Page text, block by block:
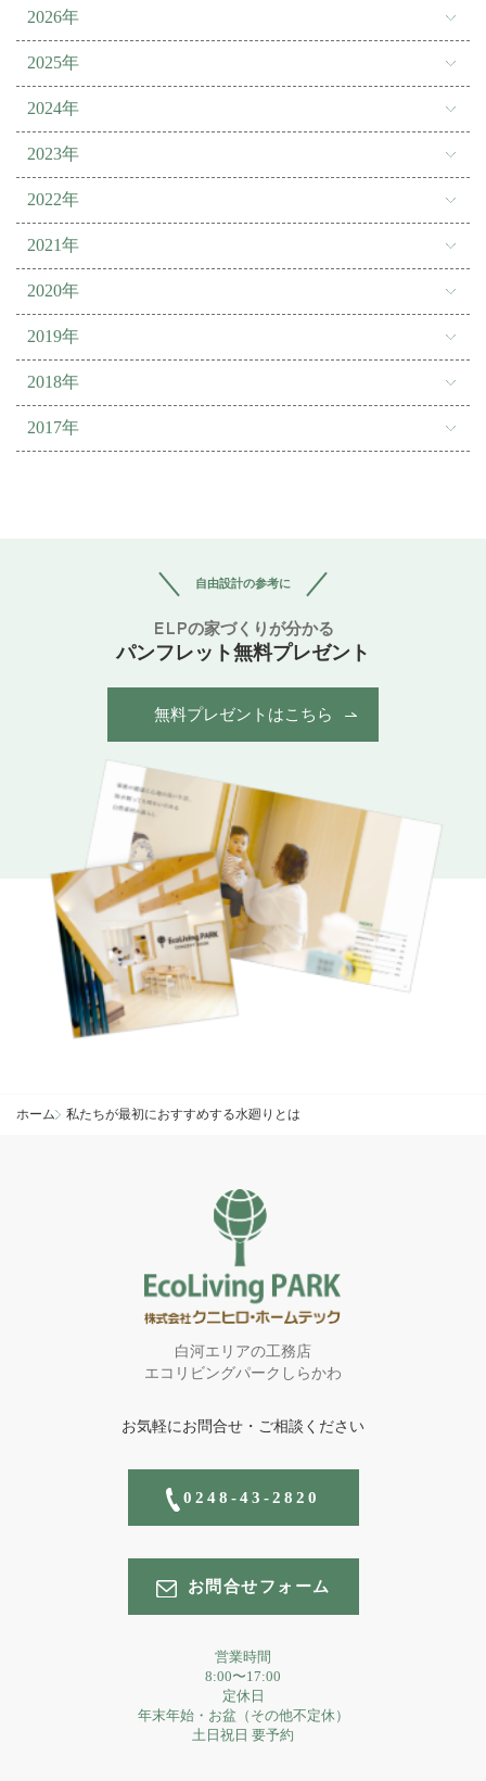
2026年
2025年
2024年
2023年
2022年
2021年
2020年
2019年
2018年
2017年
自由設計の参考に
ELPの家づくりが分かる
パンフレット無料プレゼント
無料プレゼントはこちら
ホーム 私たちが最初におすすめする水廻りとは
白河エリアの工務店
エコリビングパークしらかわ
お気軽にお問合せ・ご相談ください
0248-43-2820
お問合せフォーム
営業時間
8:00〜17:00
定休日
年末年始・お盆（その他不定休）
土日祝日 要予約